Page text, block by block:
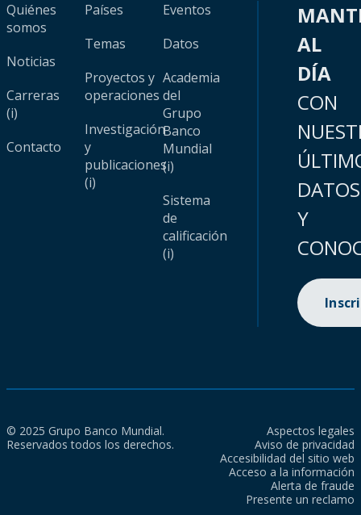
Quiénes
somos
Noticias
Carreras
(i)
Contacto
Países
Temas
Proyectos y
operaciones
Investigación
y
publicaciones
(i)
Eventos
Datos
Academia
del
Grupo
Banco
Mundial
(i)
Sistema
de
calificación
(i)
AL
DÍA
CON
DATOS
Y
© 2025 Grupo Banco Mundial.
Reservados todos los derechos.
Aspectos legales
Aviso de privacidad
Accesibilidad del sitio web
Acceso a la información
Alerta de fraude
Presente un reclamo